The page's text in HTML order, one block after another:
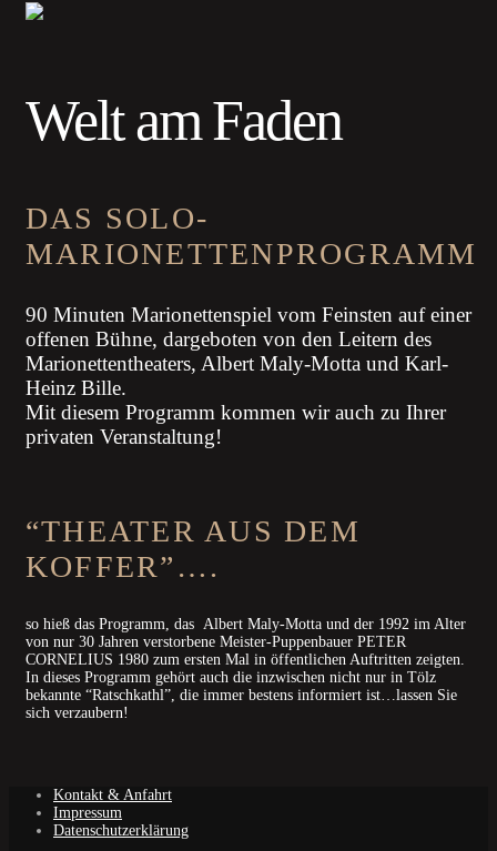
Welt am Faden
DAS SOLO-
MARIONETTENPROGRAMM
90 Minuten Marionettenspiel vom Feinsten auf einer
offenen Bühne, dargeboten von den Leitern des
Marionettentheaters, Albert Maly-Motta und Karl-
Heinz Bille.
Mit diesem Programm kommen wir auch zu Ihrer
privaten Veranstaltung!
“THEATER AUS DEM
KOFFER”….
so hieß das Programm, das Albert Maly-Motta und der 1992 im Alter
von nur 30 Jahren verstorbene Meister-Puppenbauer PETER
CORNELIUS 1980 zum ersten Mal in öffentlichen Auftritten zeigten.
In dieses Programm gehört auch die inzwischen nicht nur in Tölz
bekannte “Ratschkathl”, die immer bestens informiert ist…lassen Sie
sich verzaubern!
Kontakt & Anfahrt
Impressum
Datenschutzerklärung